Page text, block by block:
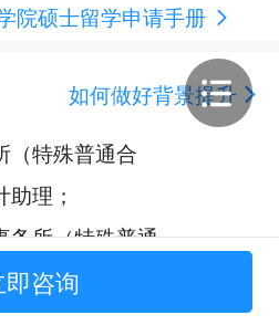
院硕士留学申请手册
如何做好背景提升
（特殊普通合
理；
务所（特殊普通
助理；
即咨询